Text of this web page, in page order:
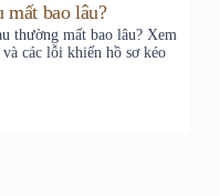
mất bao lâu?
thường mất bao lâu? Xem
các lỗi khiến hồ sơ kéo